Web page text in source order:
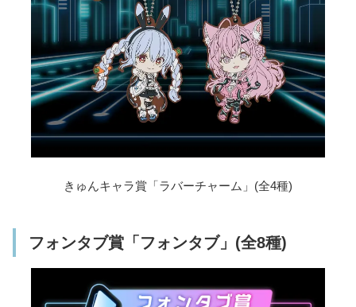
きゅんキャラ賞「ラバーチャーム」(全4種)
フォンタブ賞「フォンタブ」(全8種)